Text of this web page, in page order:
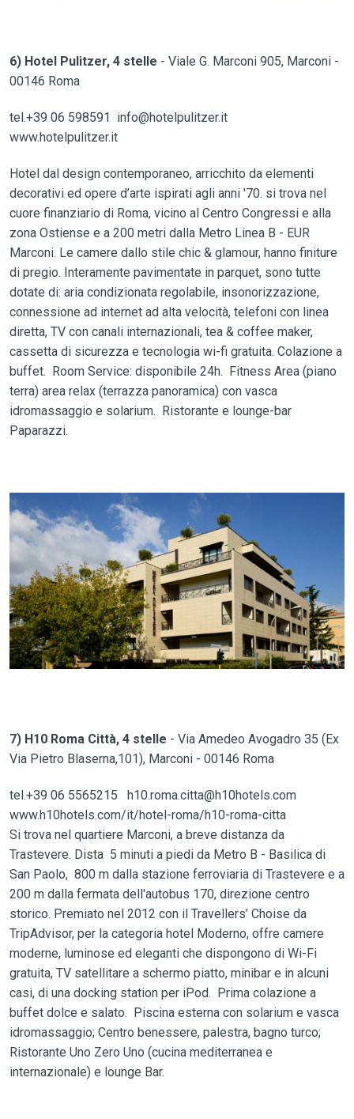
6) Hotel Pulitzer, 4 stelle - Viale G. Marconi 905, Marconi -
00146 Roma
tel.+39 06 598591 info@hotelpulitzer.it
www.hotelpulitzer.it
Hotel dal design contemporaneo, arricchito da elementi
decorativi ed opere d’arte ispirati agli anni '70. si trova nel
cuore finanziario di Roma, vicino al Centro Congressi e alla
zona Ostiense e a 200 metri dalla Metro Linea B - EUR
Marconi. Le camere dallo stile chic & glamour, hanno finiture
di pregio. Interamente pavimentate in parquet, sono tutte
dotate di: aria condizionata regolabile, insonorizzazione,
connessione ad internet ad alta velocità, telefoni con linea
diretta, TV con canali internazionali, tea & coffee maker,
cassetta di sicurezza e tecnologia wi-fi gratuita. Colazione a
buffet. Room Service: disponibile 24h. Fitness Area (piano
terra) area relax (terrazza panoramica) con vasca
idromassaggio e solarium. Ristorante e lounge-bar
Paparazzi.
7) H10 Roma Città, 4 stelle - Via Amedeo Avogadro 35 (Ex
Via Pietro Blaserna,101), Marconi - 00146 Roma
tel.+39 06 5565215 h10.roma.citta@h10hotels.com
www.h10hotels.com/it/hotel-roma/h10-roma-citta
Si trova nel quartiere Marconi, a breve distanza da
Trastevere. Dista 5 minuti a piedi da Metro B - Basilica di
San Paolo, 800 m dalla stazione ferroviaria di Trastevere e a
200 m dalla fermata dell'autobus 170, direzione centro
storico. Premiato nel 2012 con il Travellers’ Choise da
TripAdvisor, per la categoria hotel Moderno, offre camere
moderne, luminose ed eleganti che dispongono di Wi-Fi
gratuita, TV satellitare a schermo piatto, minibar e in alcuni
casi, di una docking station per iPod. Prima colazione a
buffet dolce e salato. Piscina esterna con solarium e vasca
idromassaggio; Centro benessere, palestra, bagno turco;
Ristorante Uno Zero Uno (cucina mediterranea e
internazionale) e lounge Bar.